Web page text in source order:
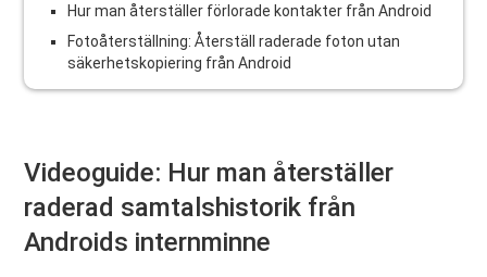
Hur man återställer förlorade kontakter från Android
Fotoåterställning: Återställ raderade foton utan
säkerhetskopiering från Android
Videoguide: Hur man återställer
raderad samtalshistorik från
Androids internminne